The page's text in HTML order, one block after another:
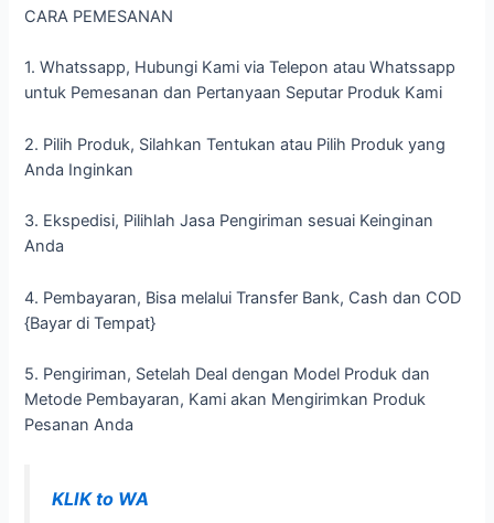
CARA PEMESANAN
1. Whatssapp, Hubungi Kami via Telepon atau Whatssapp
untuk Pemesanan dan Pertanyaan Seputar Produk Kami
2. Pilih Produk, Silahkan Tentukan atau Pilih Produk yang
Anda Inginkan
3. Ekspedisi, Pilihlah Jasa Pengiriman sesuai Keinginan
Anda
4. Pembayaran, Bisa melalui Transfer Bank, Cash dan COD
{Bayar di Tempat}
5. Pengiriman, Setelah Deal dengan Model Produk dan
Metode Pembayaran, Kami akan Mengirimkan Produk
Pesanan Anda
KLIK to WA